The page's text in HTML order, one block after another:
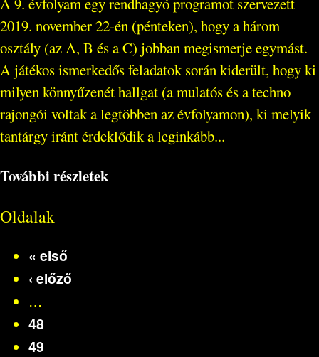
2019. november 22-én (pénteken), hogy a három
osztály (az A, B és a C) jobban megismerje egymást.
A játékos ismerkedős feladatok során kiderült, hogy ki
milyen könnyűzenét hallgat (a mulatós és a techno
rajongói voltak a legtöbben az évfolyamon), ki melyik
tantárgy iránt érdeklődik a leginkább...
További részletek
Oldalak
« első
‹ előző
…
48
49